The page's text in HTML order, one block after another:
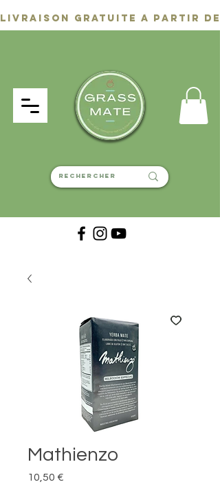
Mathienzo
10,50 €